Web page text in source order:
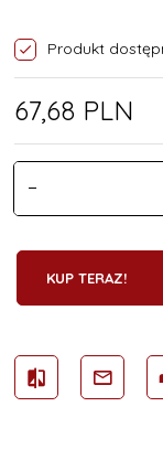
Produkt
67,68 PLN
KUP TERAZ!